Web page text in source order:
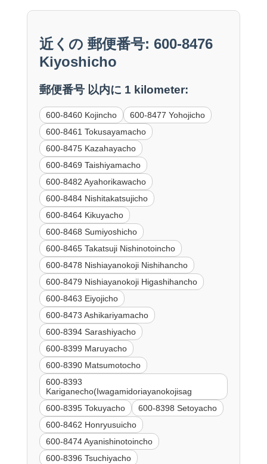
近くの 郵便番号: 600-8476
Kiyoshicho
郵便番号 以内に 1 kilometer:
600-8460 Kojincho
600-8477 Yohojicho
600-8461 Tokusayamacho
600-8475 Kazahayacho
600-8469 Taishiyamacho
600-8482 Ayahorikawacho
600-8484 Nishitakatsujicho
600-8464 Kikuyacho
600-8468 Sumiyoshicho
600-8465 Takatsuji Nishinotoincho
600-8478 Nishiayanokoji Nishihancho
600-8479 Nishiayanokoji Higashihancho
600-8463 Eiyojicho
600-8473 Ashikariyamacho
600-8394 Sarashiyacho
600-8399 Maruyacho
600-8390 Matsumotocho
600-8393
Kariganecho(Iwagamidoriayanokojisag
600-8395 Tokuyacho
600-8398 Setoyacho
600-8462 Honryusuicho
600-8474 Ayanishinotoincho
600-8396 Tsuchiyacho